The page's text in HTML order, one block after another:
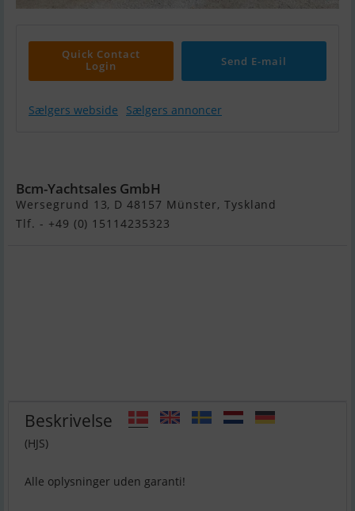
Quick Contact
Login
Send E-mail
Sælgers webside Sælgers annoncer
Bcm-Yachtsales GmbH
Wersegrund 13, D 48157 Münster, Tyskland
Tlf. - +49 (0) 15114235323
Beskrivelse
(HJS)
Alle oplysninger uden garanti!